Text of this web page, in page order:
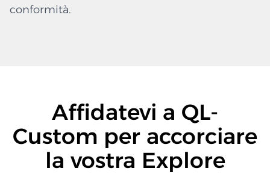
conformità.
Affidatevi a QL-
Custom per accorciare
la vostra Explore